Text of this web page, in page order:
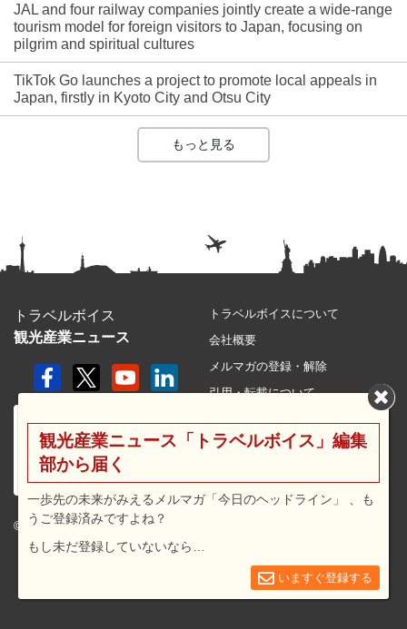
JAL and four railway companies jointly create a wide-range
tourism model for foreign visitors to Japan, focusing on
pilgrim and spiritual cultures
TikTok Go launches a project to promote local appeals in
Japan, firstly in Kyoto City and Otsu City
もっと見る
トラベルボイス
観光産業ニュース
© 2026 travel voice.
トラベルボイスについて
会社概要
メルマガの登録・解除
引用・転載について
利用規約
広告メニュー・料金
観光産業ニュース「トラベルボイス」編集
部から届く
一歩先の未来がみえるメルマガ「今日のヘッドライン」 、も
うご登録済みですよね？
もし未だ登録していないなら…
いますぐ登録する